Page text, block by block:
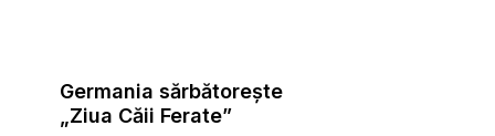
Germania sărbătorește
„Ziua Căii Ferate”